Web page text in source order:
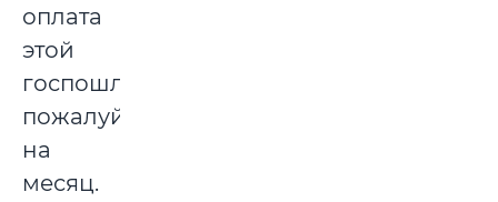
оплата
этой
госпошлины,
пожалуйста,
на
месяц.